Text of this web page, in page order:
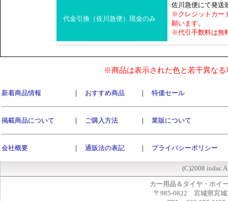
代金引換（佐川急便）現金のみ
佐川急便にて発送
※クレジットカー
願います。
※代引手数料は無
※商品は表示された色と若干異な
新着商品情報 ｜ おすすめ商品 ｜ 特価セール
掲載商品について ｜ ご購入方法 ｜ 業販について
会社概要 ｜ 通販法の表記 ｜ プライバシーポリシー
(C)2008 indac
カー用品＆タイヤ・ホイ
〒985-0822 宮城県宮城